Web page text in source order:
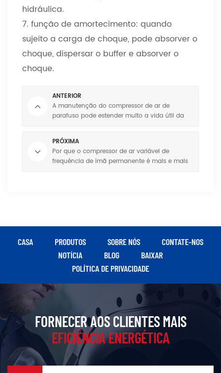
hidráulica.
7. função de amortecimento: quando
sujeito a carga de choque, pode absorver o
choque, dispersar o buffer e absorver o
choque.
ANTERIOR
A manutenção do compressor de ar de
parafuso pode estender muito a vida útil da
PRÓXIMA
Por que o compressor de ar variável de
frequência de ímã permanente é mais e mais
CASA PRODUTOS SOBRE NÓS
CONTATE-NOS
NOTÍCIA
BLOG
BAIXAR
POLÍTICA DE PRIVACIDADE
FORNECER AOS CLIENTES MAIS
EFICIÊNCIA ENERGÉTICA